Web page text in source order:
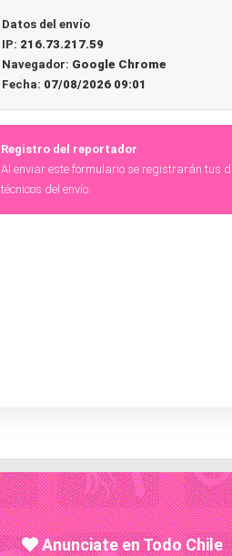
Datos del envío
IP: 216.73.217.59
Navegador: Google Chrome
Fecha: 07/08/2026 09:01
Registro del reportador
Al enviar este formulario se registrarán tus
técnicos del envío.
Anunciate en Todo Chile